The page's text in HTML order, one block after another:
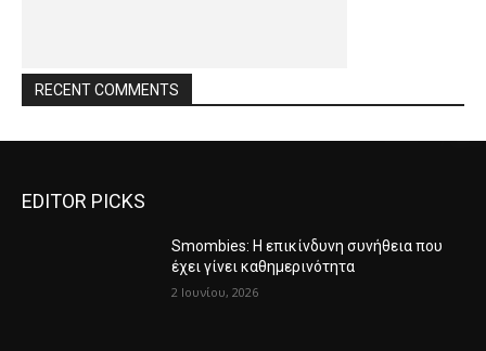
RECENT COMMENTS
EDITOR PICKS
Smombies: Η επικίνδυνη συνήθεια που
έχει γίνει καθημερινότητα
2 Ιουνίου, 2026